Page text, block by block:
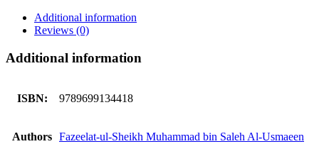
Additional information
Reviews (0)
Additional information
ISBN: 9789699134418
Authors Fazeelat-ul-Sheikh Muhammad bin Saleh Al-Usmaeen